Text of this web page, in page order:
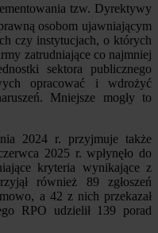
tzw. Dyrektywy
osobom ujawniającym
czy instytucjach, o których
zatrudniające co najmniej
sektora publicznego
opracować i wdrożyć
Mniejsze mogły to
2024 r. przyjmuje także
2025 r. wpłynęło do
kryteria wynikające z
również 89 zgłoszeń
a 42 z nich przekazał
RPO udzielił 139 porad